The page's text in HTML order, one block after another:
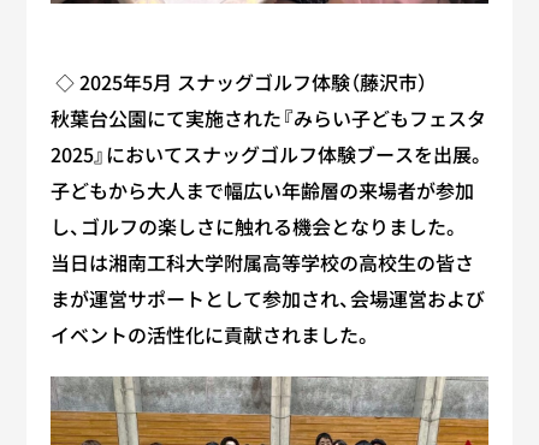
◇ 2025年5月 スナッグゴルフ体験（藤沢市）
秋葉台公園にて実施された『みらい子どもフェスタ
2025』においてスナッグゴルフ体験ブースを出展。
子どもから大人まで幅広い年齢層の来場者が参加
し、ゴルフの楽しさに触れる機会となりました。
当日は湘南工科大学附属高等学校の高校生の皆さ
まが運営サポートとして参加され、会場運営および
イベントの活性化に貢献されました。